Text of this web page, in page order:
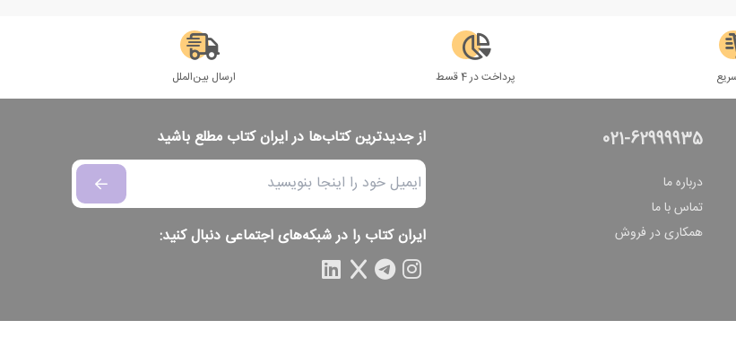
پرداخت در 4 قسط ارسال بین‌الملل
021-62999935
درباره ما
تماس با ما
همکاری در فروش
از جدیدترین کتاب‌ها در ایران کتاب مطلع باشید
ایران کتاب را در شبکه‌های اجتماعی دنبال کنید: